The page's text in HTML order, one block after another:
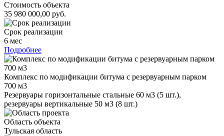
Стоимость объекта
35 980 000,00 руб.
Срок реализации
6 мес
Подробнее
Комплекс по модификации битума с резервуарным парком
700 м3
Резервуары горизонтальные стальные 60 м3 (5 шт.),
резервуары вертикальные 50 м3 (8 шт.)
Область объекта
Тульская область